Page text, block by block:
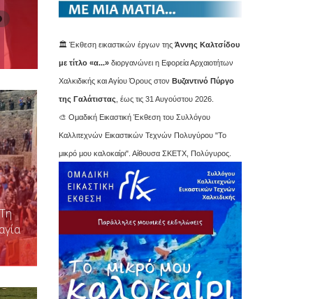
🏛️ Έκθεση εικαστικών έργων της Άννης Καλτσίδου
με τίτλο «α...»διοργανώνει η Εφορεία Αρχαιοτήτων
Χαλκιδικής και Αγίου Όρους στον Βυζαντινό Πύργο
της Γαλάτιστας , έως τις 31 Αυγούστου 2026.
🎨 Ομαδική Εικαστική Έκθεση του Συλλόγου
Καλλιτεχνών Εικαστικών Τεχνών Πολυγύρου "Το
μικρό μου καλοκαίρι". Αίθουσα ΣΚΕΤΧ, Πολύγυρος.